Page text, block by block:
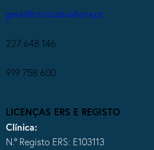
geral@clinicaboahora.pt
227 648 146
919 758 600
LICENÇAS ERS E REGISTO
Clínica:
N.º Registo ERS: E103113